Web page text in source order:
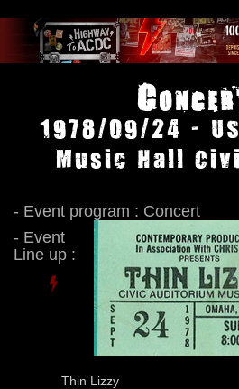
1978/09/24 -
Music Hall
- Event program : Concert
- Event
Line up :
Thin Lizzy